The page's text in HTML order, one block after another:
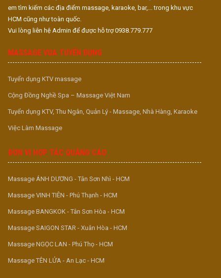
em tìm kiếm các địa điểm massage, karaoke, bar,... trong khu vực
HCM cũng như toàn quốc.
Vui lòng liên hệ Admin để được hỗ trợ 0938.779.777
MASSAGE VUA TUYỂN DỤNG
Tuyển dụng KTV massage
Cộng Đồng Nghề Spa – Massage Việt Nam
Tuyển dụng KTV, Thu Ngân, Quản Lý - Massage, Nhà Hàng, Karaoke
Việc Làm Massage
ĐƠN VỊ HỢP TÁC QUẢNG CÁO
Massage ÁNH DƯƠNG - Tân Sơn Nhì - HCM
Massage VINH TIÊN - Phú Thạnh - HCM
Massage BANGKOK - Tân Sơn Hòa - HCM
Massage SAIGON STAR - Xuân Hòa - HCM
Massage NGỌC LAN - Phú Thọ - HCM
Massage TÊN LỬA - An Lạc - HCM